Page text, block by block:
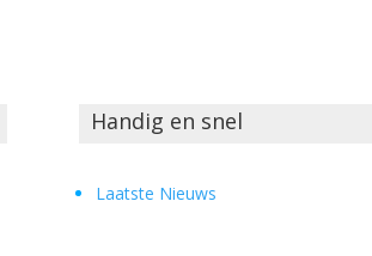
Handig en snel
Laatste Nieuws